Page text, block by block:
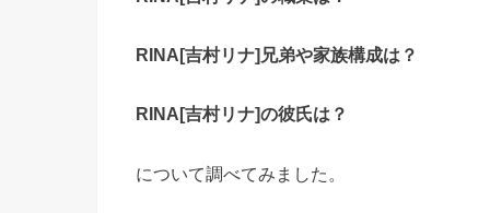
RINA[吉村リナ]兄弟や家族構成は？
RINA[吉村リナ]の彼氏は？
について調べてみました。